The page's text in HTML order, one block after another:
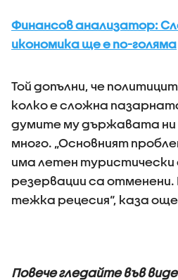
Финансов анализатор:
икономика ще е по-голяма
Той допълни, че
колко е сложна
думите му държавата
много. „Основният
има летен туристически
резервации са отменени.
тежка рецесия“, каза
Повече гледайте във